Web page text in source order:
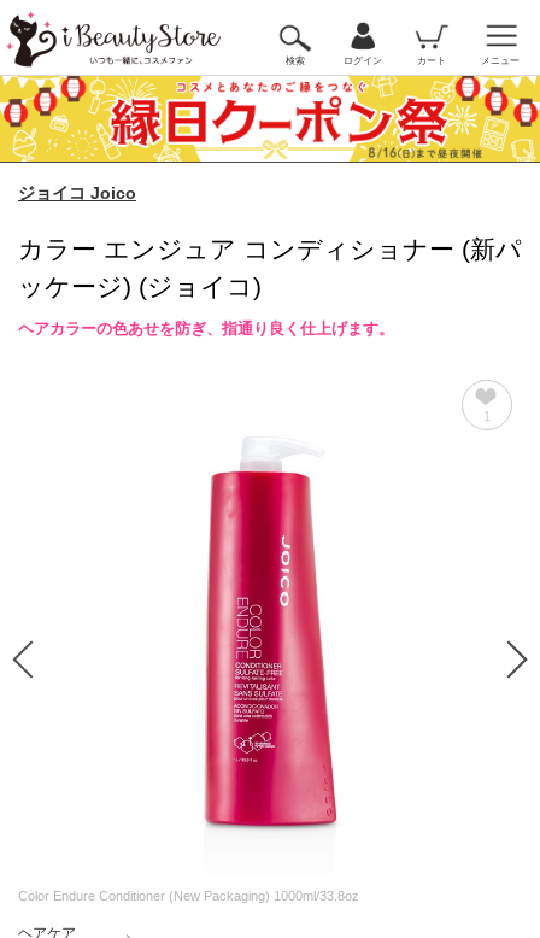
検索 ログイン カート メニュー
ジョイコ Joico
カラー エンジュア コンディショナー (新パ
ッケージ) (ジョイコ)
ヘアカラーの色あせを防ぎ、指通り良く仕上げます。
1
Color Endure Conditioner (New Packaging) 1000ml/33.8oz
ヘアケア